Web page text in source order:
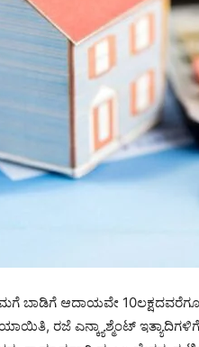
ಬಾಡಿಗೆ ಆದಾಯವೇ 10ಲಕ್ಷದವರೆಗೂ
ರಜೆ ಎನ್ಕ್ಯಾಶ್ಮೆಂಟ್